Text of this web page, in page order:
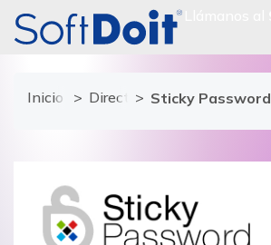
Inicio Directorio de proveedores
Sticky Password